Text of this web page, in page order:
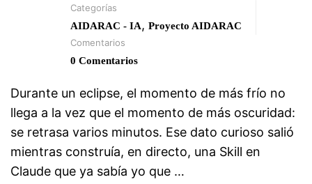
Categorías
AIDARAC - IA, Proyecto AIDARAC
Comentarios
0 Comentarios
Durante un eclipse, el momento de más frío no
llega a la vez que el momento de más oscuridad:
se retrasa varios minutos. Ese dato curioso salió
mientras construía, en directo, una Skill en
Claude que ya sabía yo que …